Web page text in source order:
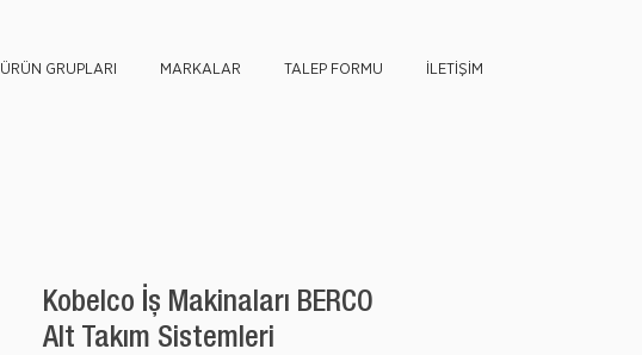
ÜRÜN GRUPLARI MARKALAR TALEP FORMU İLETİŞİM
Kobelco İş Makinaları BERCO
Alt Takım Sistemleri